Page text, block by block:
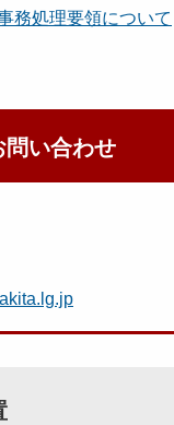
務処理要領について
問い合わせ